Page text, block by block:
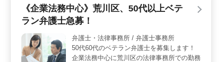
レンジできる環境が整っています。 ＜働きやすさと
キャリア支援＞ 駅から徒歩1分という好立地に加え、週
います。また、未経験分野にも丁寧なサポートが用意さ
れており、安心して新しいスキルを身につけることがで
きます。自身のキャリアプランに合わせた働き方を実現
《企業法務中心》荒川区、50代以上ベテ
ラン弁護士急募！
弁護士・法律事務所 / 弁護士事務所
50代60代のベテラン弁護士を募集します！
企業法務中心に荒川区の法律事務所での勤務